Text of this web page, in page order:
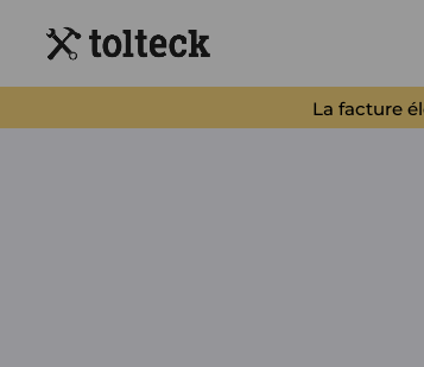
La facture